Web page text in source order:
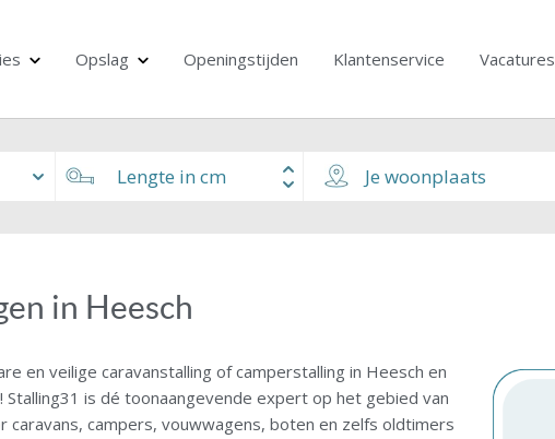
Opslag Openingstijden Klantenservice Vacatures
in Heesch
en veilige caravanstalling of camperstalling in Heesch en
Stalling31 is dé toonaangevende expert op het gebied van
caravans, campers, vouwwagens, boten en zelfs oldtimers